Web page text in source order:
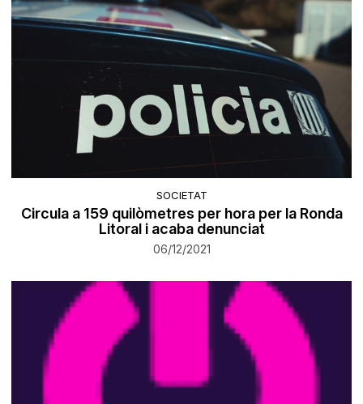
SOCIETAT
Circula a 159 quilòmetres per hora per la Ronda
Litoral i acaba denunciat
06/12/2021